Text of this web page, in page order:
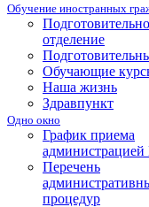
Обучение иностранных
отделение
Обучающие
Наша жизнь
Здравпункт
Одно окно
График приема
администрацией
Перечень
процедур